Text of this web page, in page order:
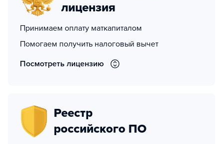
лицензия
Принимаем оплату маткапиталом
Помогаем получить налоговый вычет
Посмотреть лицензию
Реестр
российского ПО